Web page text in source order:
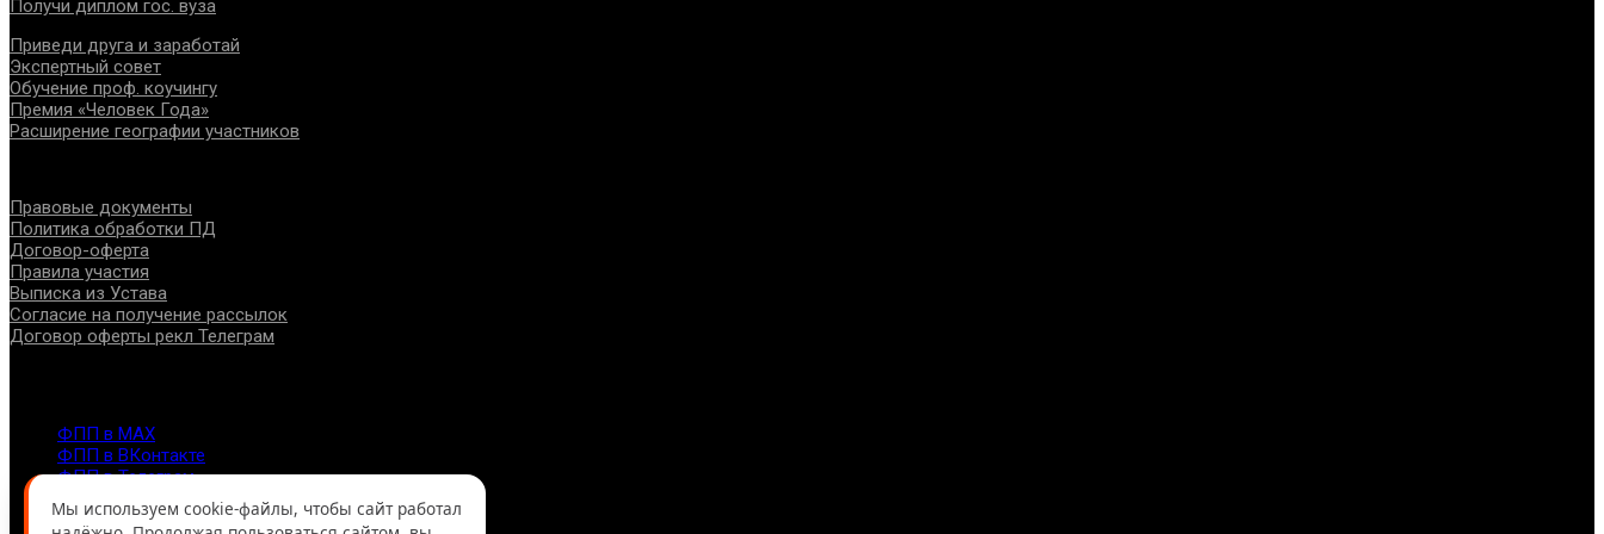
Получи диплом гос. вуза
Приведи друга и заработай
Экспертный совет
Обучение проф. коучингу
Премия «Человек Года»
Расширение географии участников
Правовые документы
Политика обработки ПД
Договор-оферта
Правила участия
Выписка из Устава
Согласие на получение рассылок
Договор оферты рекл Телеграм
ФПП в МАХ
ФПП в ВКонтакте
ФПП в Телеграм
Москва, м.о. Арбат, пер. Романов,3
7-495-127-10-45
Мы используем cookie-файлы, чтобы сайт работал